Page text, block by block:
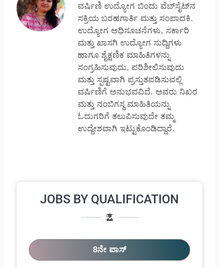
ವರ್ಷಿಣಿ ಉದ್ಯೋಗ ಬಿಂದು ವೆಬ್‌ಸೈಟ್‌ನ
ಸಕ್ರಿಯ ಬರಹಗಾರ್ತಿ ಮತ್ತು ಸಂಪಾದಕಿ.
ಉದ್ಯೋಗ ಅಧಿಸೂಚನೆಗಳು, ಸರ್ಕಾರಿ
ಮತ್ತು ಖಾಸಗಿ ಉದ್ಯೋಗ ಸುದ್ದಿಗಳು
ಹಾಗೂ ಶೈಕ್ಷಣಿಕ ಮಾಹಿತಿಗಳನ್ನು
ಸಂಗ್ರಹಿಸುವುದು, ಪರಿಶೀಲಿಸುವುದು
ಮತ್ತು ಸ್ಪಷ್ಟವಾಗಿ ಪ್ರಸ್ತುತಪಡಿಸುವಲ್ಲಿ
ವರ್ಷಿಣಿಗೆ ಅನುಭವವಿದೆ. ಅವರು ನಿಖರ
ಮತ್ತು ನಂಬಿಗಸ್ಥ ಮಾಹಿತಿಯನ್ನು
ಓದುಗರಿಗೆ ತಲುಪಿಸುವುದೇ ತಮ್ಮ
ಉದ್ದೇಶವಾಗಿ ಇಟ್ಟುಕೊಂಡಿದ್ದಾರೆ.
JOBS BY QUALIFICATION
8ನೇ ಪಾಸ್